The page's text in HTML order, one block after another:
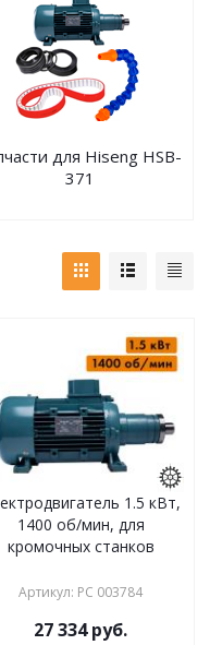
для Hiseng HSB-
371
1.5 кВт,
1400 об/мин, для
кромочных станков
Артикул: РС 003784
27 334руб.